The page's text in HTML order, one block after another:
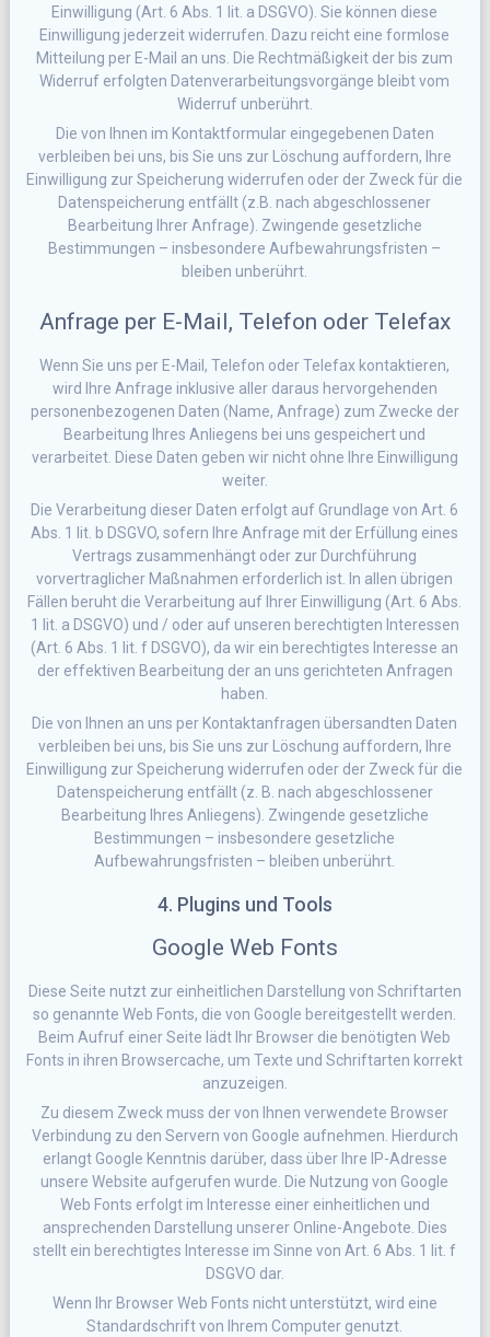
Einwilligung (Art. 6 Abs. 1 lit. a DSGVO). Sie können diese
Einwilligung jederzeit widerrufen. Dazu reicht eine formlose
Mitteilung per E-Mail an uns. Die Rechtmäßigkeit der bis zum
Widerruf erfolgten Datenverarbeitungsvorgänge bleibt vom
Widerruf unberührt.
Die von Ihnen im Kontaktformular eingegebenen Daten
verbleiben bei uns, bis Sie uns zur Löschung auffordern, Ihre
Einwilligung zur Speicherung widerrufen oder der Zweck für die
Datenspeicherung entfällt (z.B. nach abgeschlossener
Bearbeitung Ihrer Anfrage). Zwingende gesetzliche
Bestimmungen – insbesondere Aufbewahrungsfristen –
bleiben unberührt.
Anfrage per E-Mail, Telefon oder Telefax
Wenn Sie uns per E-Mail, Telefon oder Telefax kontaktieren,
wird Ihre Anfrage inklusive aller daraus hervorgehenden
personenbezogenen Daten (Name, Anfrage) zum Zwecke der
Bearbeitung Ihres Anliegens bei uns gespeichert und
verarbeitet. Diese Daten geben wir nicht ohne Ihre Einwilligung
weiter.
Die Verarbeitung dieser Daten erfolgt auf Grundlage von Art. 6
Abs. 1 lit. b DSGVO, sofern Ihre Anfrage mit der Erfüllung eines
Vertrags zusammenhängt oder zur Durchführung
vorvertraglicher Maßnahmen erforderlich ist. In allen übrigen
Fällen beruht die Verarbeitung auf Ihrer Einwilligung (Art. 6 Abs.
1 lit. a DSGVO) und / oder auf unseren berechtigten Interessen
(Art. 6 Abs. 1 lit. f DSGVO), da wir ein berechtigtes Interesse an
der effektiven Bearbeitung der an uns gerichteten Anfragen
haben.
Die von Ihnen an uns per Kontaktanfragen übersandten Daten
verbleiben bei uns, bis Sie uns zur Löschung auffordern, Ihre
Einwilligung zur Speicherung widerrufen oder der Zweck für die
Datenspeicherung entfällt (z. B. nach abgeschlossener
Bearbeitung Ihres Anliegens). Zwingende gesetzliche
Bestimmungen – insbesondere gesetzliche
Aufbewahrungsfristen – bleiben unberührt.
4. Plugins und Tools
Google Web Fonts
Diese Seite nutzt zur einheitlichen Darstellung von Schriftarten
so genannte Web Fonts, die von Google bereitgestellt werden.
Beim Aufruf einer Seite lädt Ihr Browser die benötigten Web
Fonts in ihren Browsercache, um Texte und Schriftarten korrekt
anzuzeigen.
Zu diesem Zweck muss der von Ihnen verwendete Browser
Verbindung zu den Servern von Google aufnehmen. Hierdurch
erlangt Google Kenntnis darüber, dass über Ihre IP-Adresse
unsere Website aufgerufen wurde. Die Nutzung von Google
Web Fonts erfolgt im Interesse einer einheitlichen und
ansprechenden Darstellung unserer Online-Angebote. Dies
stellt ein berechtigtes Interesse im Sinne von Art. 6 Abs. 1 lit. f
DSGVO dar.
Wenn Ihr Browser Web Fonts nicht unterstützt, wird eine
Standardschrift von Ihrem Computer genutzt.